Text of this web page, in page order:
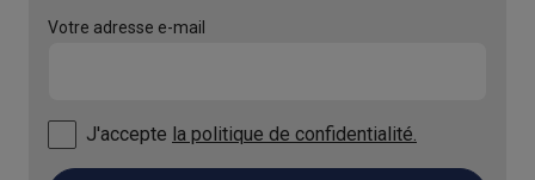
Votre adresse e-mail
J'accepte la politique de confidentialité.